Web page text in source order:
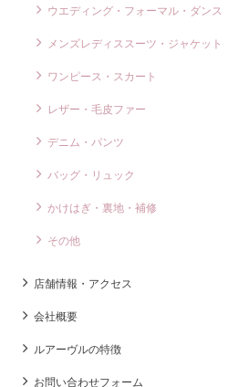
ウエディング・フォーマル・ダンス
メンズレディススーツ・ジャケット
ワンピース・スカート
レザー・毛皮ファー
デニム・パンツ
バッグ・リュック
かけはぎ・裏地・補修
その他
店舗情報・アクセス
会社概要
ルアーヴルの特徴
お問い合わせフォーム